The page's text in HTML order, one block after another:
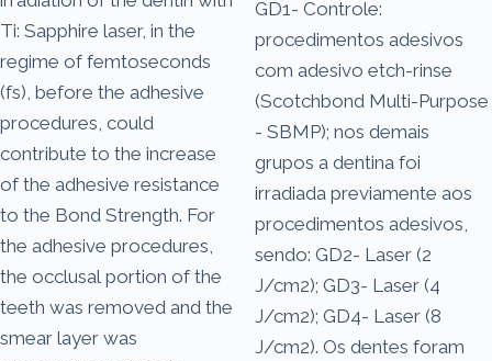
Ti: Sapphire laser, in the
regime of femtoseconds
(fs), before the adhesive
procedures, could
contribute to the increase
of the adhesive resistance
to the Bond Strength. For
the adhesive procedures,
the occlusal portion of the
teeth was removed and the
smear layer was
GD1- Controle:
procedimentos adesivos
com adesivo etch-rinse
(Scotchbond Multi-Purpose
- SBMP); nos demais
grupos a dentina foi
irradiada previamente aos
procedimentos adesivos,
sendo: GD2- Laser (2
J/cm2); GD3- Laser (4
J/cm2); GD4- Laser (8
J/cm2). Os dentes foram